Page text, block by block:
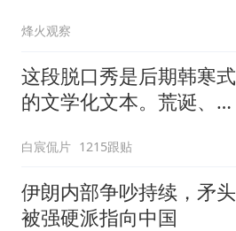
烽火观察
这段脱口秀是后期韩寒式
的文学化文本。荒诞、激
白宸侃片 1215跟贴
伊朗内部争吵持续，矛头
被强硬派指向中国